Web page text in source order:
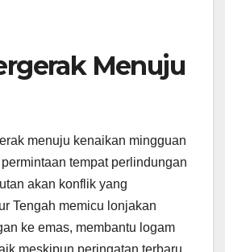
Menuju
menuju kenaikan mingguan
tempat perlindungan
akan konflik yang
Tengah memicu lonjakan
ke emas, membantu logam
meskipun peringatan terbaru